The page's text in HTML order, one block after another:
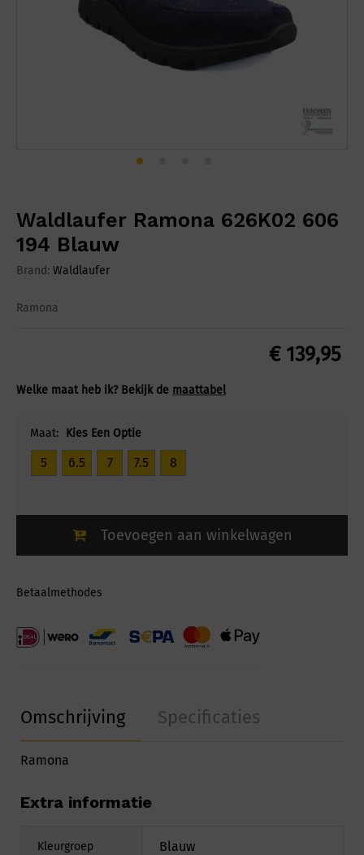
Waldlaufer Ramona 626K02 606
194 Blauw
Brand: Waldlaufer
Ramona
€139,95
Welke maat heb ik? Bekijk de maattabel
Maat: Kies Een Optie
5 6.5 7 7.5 8
Toevoegen aan winkelwagen
Betaalmethodes
Omschrijving Specificaties
Ramona
Extra informatie
Kleurgroep Blauw